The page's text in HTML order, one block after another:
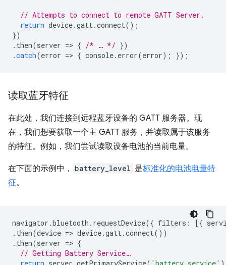
// Attempts to connect to remote GATT Server.
return device.gatt.connect();
})
. then(server => { /* … */ })
.catch(error => { console. error(error); });
读取蓝牙特征
在此处，我们连接到远程蓝牙设备的 GATT 服务器。现
在，我们想要获取一个主 GATT 服务，并读取属于该服务
的特征。例如，我们尝试读取设备电池的当前电量。
在下面的示例中， battery_level 是标准化的电池电量特
征。
navigator .bluetooth . requestDevice({ filters : [{
. then(device => device.gatt.connect())
. then(server => {
// Getting Battery Service…